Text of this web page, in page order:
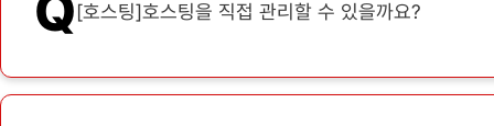
[호스팅]호스팅을 직접 관리할 수 있을까요?